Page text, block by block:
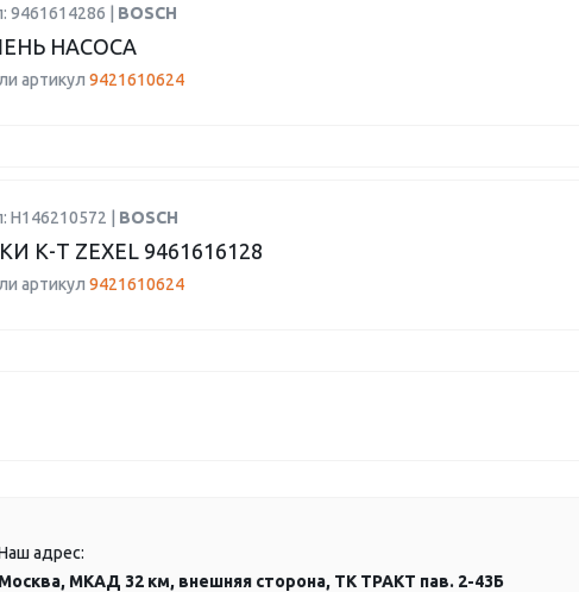
9461614286 | BOSCH
НАСОСА
артикул 9421610624
H146210572 | BOSCH
К-Т ZEXEL 9461616128
артикул 9421610624
адрес:
Москва, МКАД 32 км, внешняя сторона, ТК ТРАКТ пав. 2-43Б